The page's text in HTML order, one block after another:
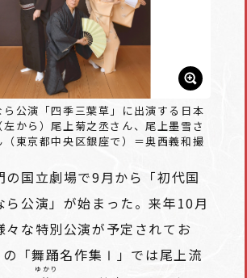
公演「四季三葉草」に出演する日本
から）尾上菊之丞さん、尾上墨雪さ
（東京都中央区銀座で）＝奥西義和撮
の国立劇場で9月から「初代国
ら公演」が始まった。来年10月
々な特別公演が予定されてお
の「舞踊名作集Ⅰ」では尾上流
ゆかり